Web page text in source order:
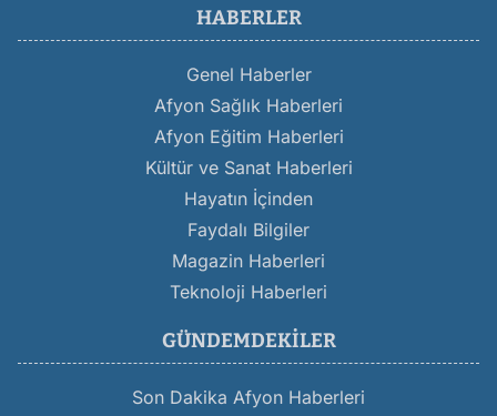
HABERLER
Genel Haberler
Afyon Sağlık Haberleri
Afyon Eğitim Haberleri
Kültür ve Sanat Haberleri
Hayatın İçinden
Faydalı Bilgiler
Magazin Haberleri
Teknoloji Haberleri
GÜNDEMDEKILER
Son Dakika Afyon Haberleri